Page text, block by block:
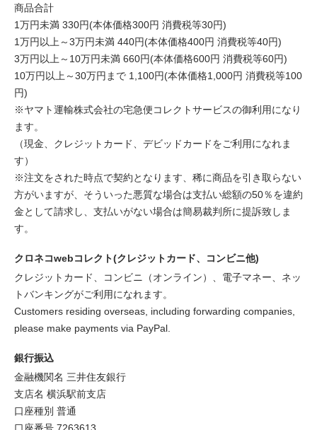
商品合計
1万円未満 330円(本体価格300円 消費税等30円)
1万円以上～3万円未満 440円(本体価格400円 消費税等40円)
3万円以上～10万円未満 660円(本体価格600円 消費税等60円)
10万円以上～30万円まで 1,100円(本体価格1,000円 消費税等100
円)
※ヤマト運輸株式会社の宅急便コレクトサービスの御利用になり
ます。
（現金、クレジットカード、デビッドカードをご利用になれま
す）
※注文をされた時点で契約となります、稀に商品を引き取らない
方がいますが、そういった悪質な場合は支払い総額の50％を違約
金として請求し、支払いがない場合は簡易裁判所に提訴致しま
す。
クロネコwebコレクト(クレジットカード、コンビニ他)
クレジットカード、コンビニ（オンライン）、電子マネー、ネッ
トバンキングがご利用になれます。
Customers residing overseas, including forwarding companies,
please make payments via PayPal.
銀行振込
金融機関名 三井住友銀行
支店名 横浜駅前支店
口座種別 普通